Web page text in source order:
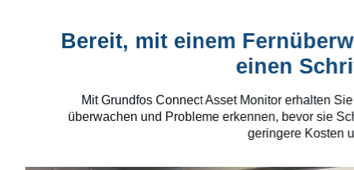
Bereit, mit einem
einen
Mit Grundfos Connect Asset Monitor erhalten
überwachen und Probleme erkennen, bevor sie
geringere Kosten